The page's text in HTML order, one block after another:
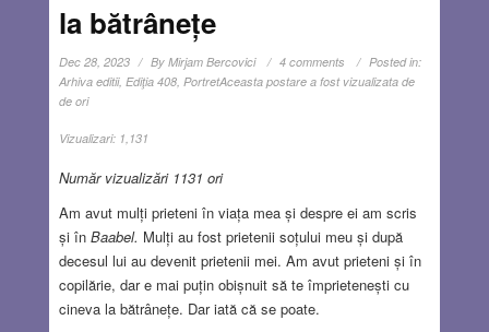
la bătrânețe
Dec 28, 2023 By Mirjam Bercovici 4 comments
Posted in:
Arhiva editii, Ediţia 408, PortretAceasta postare a fost vizualizata de
de ori
Vizualizari: 1,131
Număr vizualizări 1131 ori
Am avut mulți prieteni în viața mea și despre ei am scris
și în Baabel. Mulți au fost prietenii soțului meu și după
decesul lui au devenit prietenii mei. Am avut prieteni și în
copilărie, dar e mai puțin obișnuit să te împrietenești cu
cineva la bătrânețe. Dar iată că se poate.